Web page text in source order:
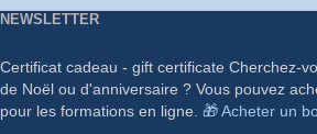
NEWSLETTER
Certificat cadeau - gift certificate Cherchez-
de Noël ou d'anniversaire ? Vous pouvez
pour les formations en ligne. 🎁 Acheter un